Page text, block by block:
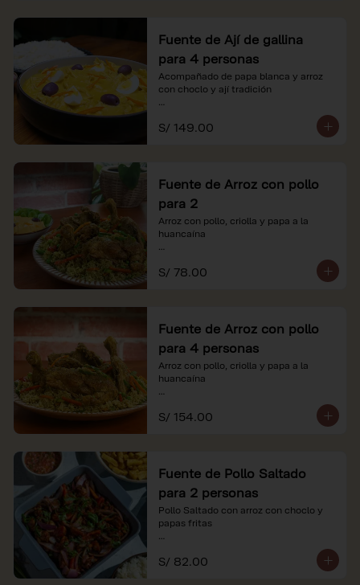
Fuente de Ají de gallina
para 4 personas
Acompañado de papa blanca y arroz
con choclo y ají tradición
*Nuestros precios están expresados en
soles e incluyen impuestos de ley y
S/ 149.00
Fuente de Arroz con pollo
para 2
Arroz con pollo, criolla y papa a la
huancaína
*Nuestros precios están expresados en
soles e incluyen impuestos de ley y
S/ 78.00
Fuente de Arroz con pollo
para 4 personas
Arroz con pollo, criolla y papa a la
huancaína
*Nuestros precios están expresados en
soles e incluyen impuestos de ley y
S/ 154.00
Fuente de Pollo Saltado
para 2 personas
Pollo Saltado con arroz con choclo y
papas fritas
*Nuestros precios están expresados en
soles e incluyen impuestos de ley y
S/ 82.00